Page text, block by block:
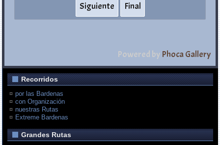
Siguiente
Final
Powered by Phoca Gallery
Recorridos
por las Bardenas
con Organización
nuestras Rutas
Extreme Bardenas
Grandes Rutas